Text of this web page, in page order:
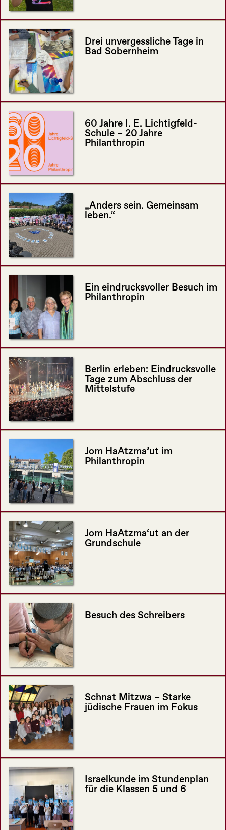
Drei unvergessliche Tage in
Bad Sobernheim
60 Jahre I. E. Lichtigfeld-
Schule – 20 Jahre
Philanthropin
„Anders sein. Gemeinsam
leben.“
Ein eindrucksvoller Besuch im
Philanthropin
Berlin erleben: Eindrucksvolle
Tage zum Abschluss der
Mittelstufe
Jom HaAtzma’ut im
Philanthropin
Jom HaAtzma‘ut an der
Grundschule
Besuch des Schreibers
Schnat Mitzwa – Starke
jüdische Frauen im Fokus
Israelkunde im Stundenplan
für die Klassen 5 und 6